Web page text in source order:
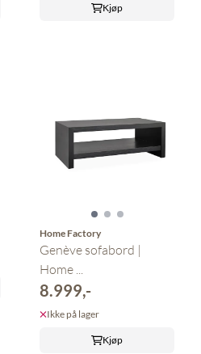
Kjøp
Home Factory
Genève sofabord |
Home ...
8.999,-
Ikke på lager
Kjøp